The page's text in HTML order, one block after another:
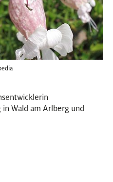
in Wald am Arlberg und